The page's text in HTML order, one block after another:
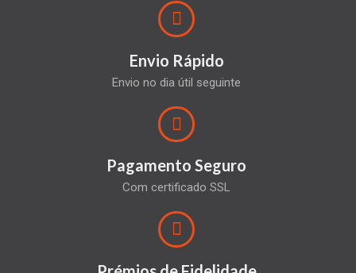
Envio Rápido
Envio no dia útil seguinte
Pagamento Seguro
Com certificado SSL